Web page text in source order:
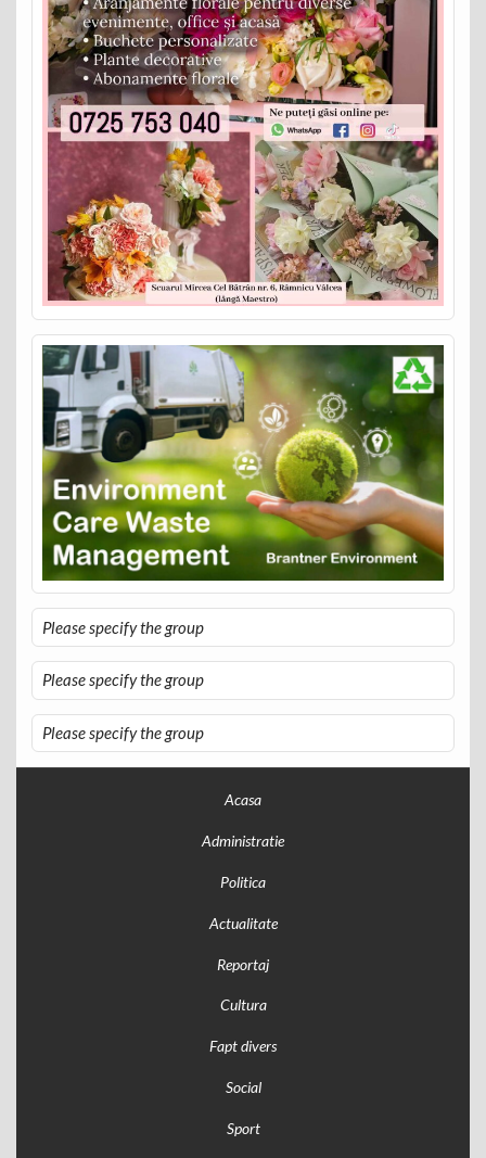
Please specify the group
Please specify the group
Please specify the group
Acasa
Administratie
Politica
Actualitate
Reportaj
Cultura
Fapt divers
Social
Sport